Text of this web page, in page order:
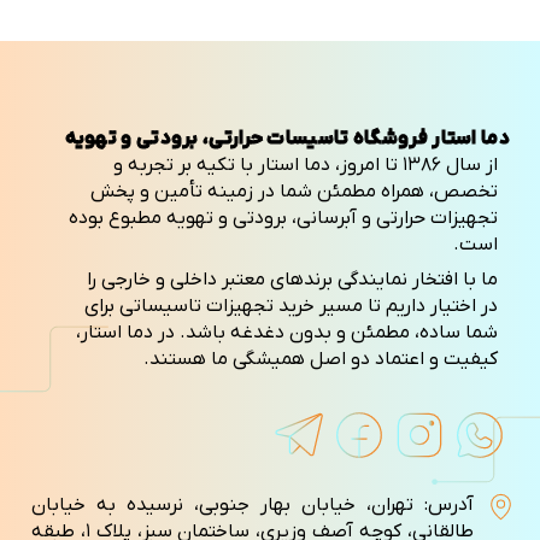
دما استار فروشگاه تاسیسات حرارتی، برودتی و تهویه
از سال ۱۳۸۶ تا امروز، دما استار با تکیه بر تجربه و
تخصص، همراه مطمئن شما در زمینه تأمین و پخش
تجهیزات حرارتی و آبرسانی، برودتی و تهویه مطبوع بوده
است.
ما با افتخار نمایندگی برندهای معتبر داخلی و خارجی را
در اختیار داریم تا مسیر خرید تجهیزات تاسیساتی برای
شما ساده، مطمئن و بدون دغدغه باشد. در دما استار،
کیفیت و اعتماد دو اصل همیشگی ما هستند.
آدرس: تهران، خیابان بهار جنوبی، نرسیده به خیابان
طالقانی، کوچه آصف وزيری، ساختمان سبز، پلاک ۱، طبقه